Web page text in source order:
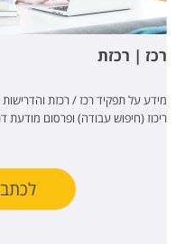
רכז | רכזת
מידע על תפקיד רכז / רכזת
ריכוז (חיפוש עבודה) ופרסום מודעת